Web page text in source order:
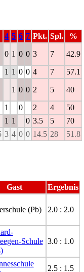
4 5 6 7 Pkt. Spl. %
0 1 0 0 3 7 42.9
1 1 0 0 4 7 57.1
1 0 0 2 5 40
1 0 2 4
50
1 1 0 3.5 5
70
3 4 0 0 14.5 28 51.8
Gast Ergebnis
(Pb) 2.0 : 2.0
Schule 3.0 : 1.0
2.5 : 1.5